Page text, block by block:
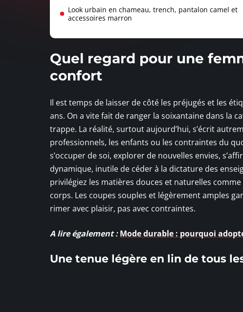
Look urbain en chameau, trench, pantalon camel et
accessoires marron
Quel regard pour une
confort
Il est temps de laisser de côté les préjugés et les
ans. On a vite fait de ranger la soixantaine dans la
trappe. La réalité, surtout aujourd’hui, s’écrit
professionnels, les enfants ou les contraintes du
s’occuper de soi, explorer de nouvelles envies,
dynamique, inutile de céder à la dictature des
privilégiez les matières douces et naturelles
corps. Les coupes souples et légèrement amples
rimer avec plaisir, pas avec contraintes.
A lire également : Mode durable : pourquoi
Une tenue légère en lin de tous